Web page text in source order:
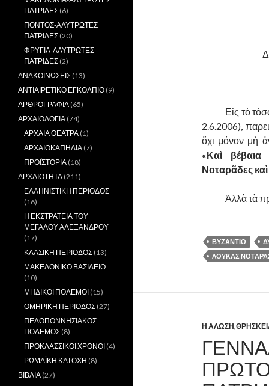
Εἰς τὸ
2.6.2006),
ὄχι μόνον μὴ
«Καὶ
Νοταρᾶδες
Ἀλλὰ τὰ
ΒΥΖΑΝΤΙΟ
ΛΟΥΚΑΣ
Η ΑΛΩΣΗ,
ΠΑΤΡΙΔΕΣ (6)
ΠΟΝΤΟΣ-ΑΛΥΤΡΩΤΕΣ
ΠΑΤΡΙΔΕΣ (20)
ΦΡΥΓΙΑ-ΑΛΥΤΡΩΤΕΣ
ΠΑΤΡΙΔΕΣ (2)
ΑΝΑΚΟΙΝΩΣΕΙΣ (13)
ΑΝΤΙΑΙΡΕΤΙΚΟ ΕΓΚΟΛΠΙΟ (9)
ΑΡΘΡΟΓΡΑΦΙΑ (65)
ΑΡΧΑΙΟΛΟΓΙΑ (74)
ΑΡΧΑΙΑ ΘΕΑΤΡΑ (1)
ΑΡΧΑΙΟΚΑΠΗΛΙΑ (7)
ΠΡΟΪΣΤΟΡΙΑ (18)
ΑΡΧΑΙΟΤΗΤΑ (211)
ΕΛΛΗΝΙΣΤΙΚΗ ΠΕΡΙΟΔΟΣ
(16)
Η ΕΚΣΤΡΑΤΕΙΑ ΤΟΥ
ΜΕΓΑΛΟΥ ΑΛΕΞΑΝΔΡΟΥ
(17)
ΚΛΑΣΙΚΗ ΠΕΡΙΟΔΟΣ (13)
ΜΑΚΕΔΟΝΙΚΟ ΒΑΣΙΛΕΙΟ
(10)
ΜΗΔΙΚΟΙ ΠΟΛΕΜΟΙ (15)
ΟΜΗΡΙΚΗ ΠΕΡΙΟΔΟΣ (27)
ΠΕΛΟΠΟΝΝΗΣΙΑΚΟΣ
ΠΟΛΕΜΟΣ (8)
ΠΡΟΚΛΑΣΣΙΚΟΙ ΧΡΟΝΟΙ (4)
ΡΩΜΑΪΚΗ ΚΑΤΟΧΗ (8)
ΒΙΒΛΙΑ (27)